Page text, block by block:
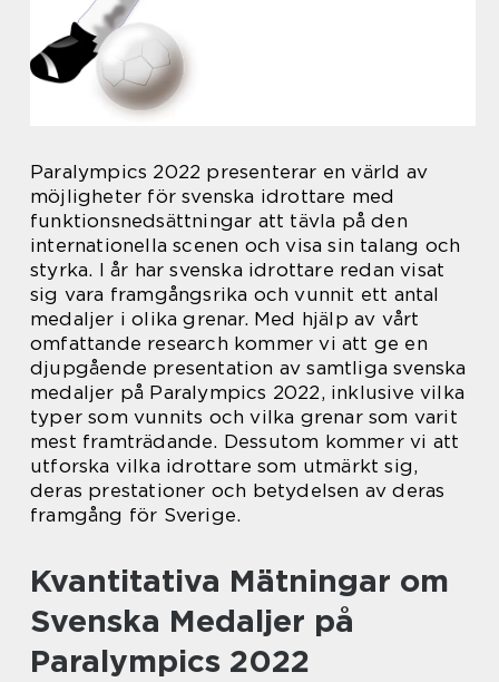
Paralympics 2022 presenterar en värld av
möjligheter för svenska idrottare med
funktionsnedsättningar att tävla på den
internationella scenen och visa sin talang och
styrka. I år har svenska idrottare redan visat
sig vara framgångsrika och vunnit ett antal
medaljer i olika grenar. Med hjälp av vårt
omfattande research kommer vi att ge en
djupgående presentation av samtliga svenska
medaljer på Paralympics 2022, inklusive vilka
typer som vunnits och vilka grenar som varit
mest framträdande. Dessutom kommer vi att
utforska vilka idrottare som utmärkt sig,
deras prestationer och betydelsen av deras
framgång för Sverige.
Kvantitativa Mätningar om
Svenska Medaljer på
Paralympics 2022